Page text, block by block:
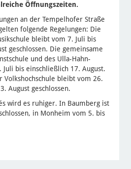
Öffnungszeiten.
an der Tempelhofer Straße
folgende Regelungen: Die
bleibt vom 7. Juli bis
geschlossen. Die gemeinsame
und des Ulla-Hahn-
Juli bis einschließlich 17. August.
Volkshochschule bleibt vom 26.
August geschlossen.
wird es ruhiger. In Baumberg ist
in Monheim vom 5. bis